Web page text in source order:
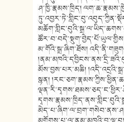
ཤ་ཁྱི་རྣམས་ཁྲིད།
མ་གོའི་སྒྲ་ཞིག་ཐོས།
མོས་བྱས་པར་མཆི།
སྙན།